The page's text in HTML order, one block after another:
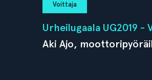
Voittaja
Urheilugaala UG2019 -
Aki Ajo,